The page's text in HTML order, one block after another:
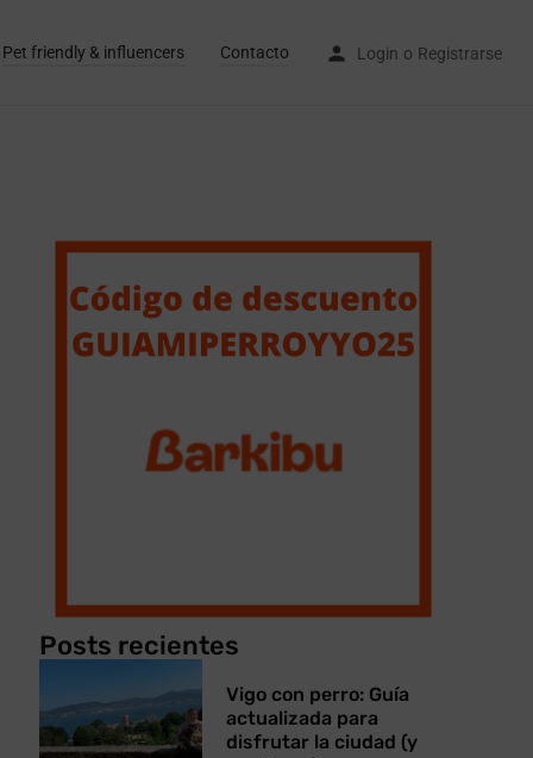
Pet friendly & influencers Contacto Login o Registrarse
Posts recientes
Vigo con perro: Guía
actualizada para
disfrutar la ciudad (y